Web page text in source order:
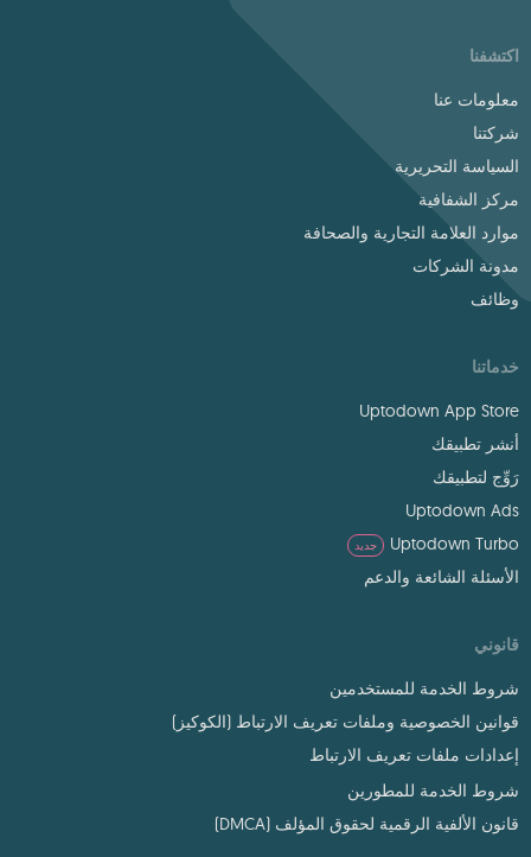
اكتشفنا
معلومات عنا
شركتنا
السياسة التحريرية
مركز الشفافية
موارد العلامة التجارية والصحافة
مدونة الشركات
وظائف
خدماتنا
Uptodown App Store
أنشر تطبيقك
رَوِّج لتطبيقك
Uptodown Ads
Uptodown Turbo
جديد
الأسئلة الشائعة والدعم
قانوني
شروط الخدمة للمستخدمين
قوانين الخصوصية وملفات تعريف الارتباط (الكوكيز)
إعدادات ملفات تعريف الارتباط
شروط الخدمة للمطورين
قانون الألفية الرقمية لحقوق المؤلف (DMCA)